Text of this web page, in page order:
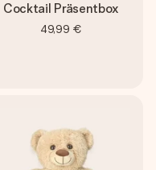
Cocktail Präsentbox
49,99 €